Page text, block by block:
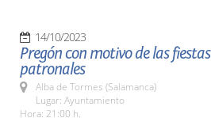
14/10/2023
Pregón con motivo de las fiestas
patronales
Alba de Tormes (Salamanca)
Lugar: Ayuntamiento
Hora: 21:00 h.